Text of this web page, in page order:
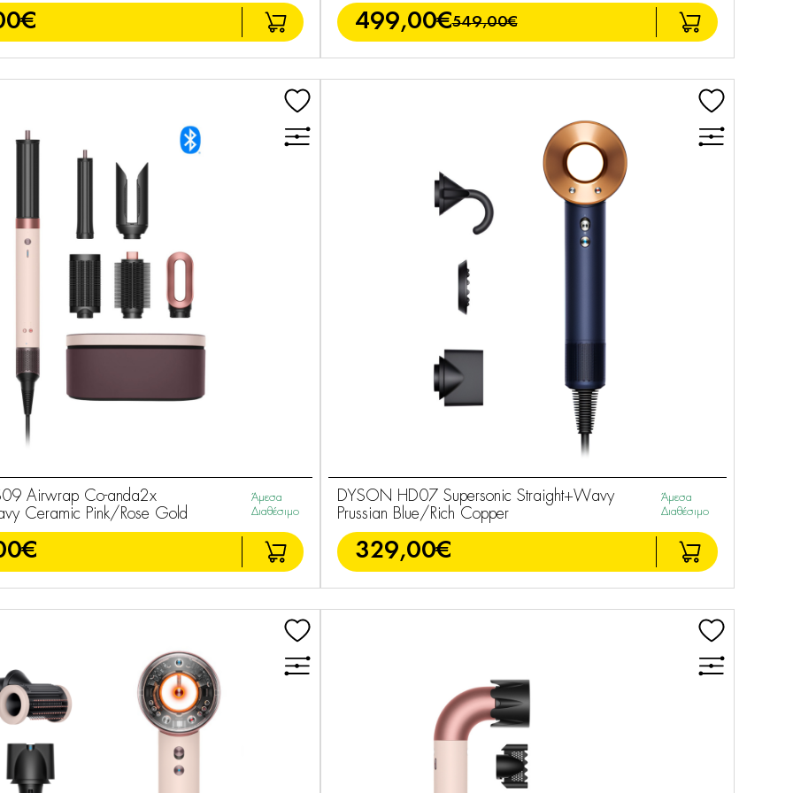
499,00€549,00€
Airwrap Co-anda2x
Ceramic Pink/Rose Gold
Άμεσα
Διαθέσιμο
DYSON HD07 Supersonic Straight+Wavy
Prussian Blue/Rich Copper
Άμεσα
Διαθέσιμο
329,00€